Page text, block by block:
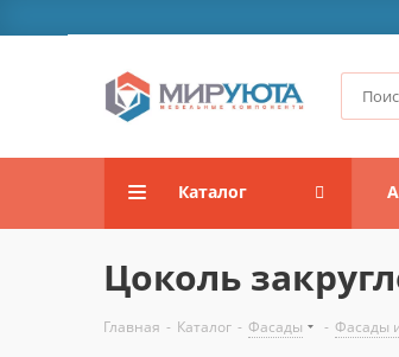
Каталог
Цоколь
Главная - Каталог - Фасады - Фасады